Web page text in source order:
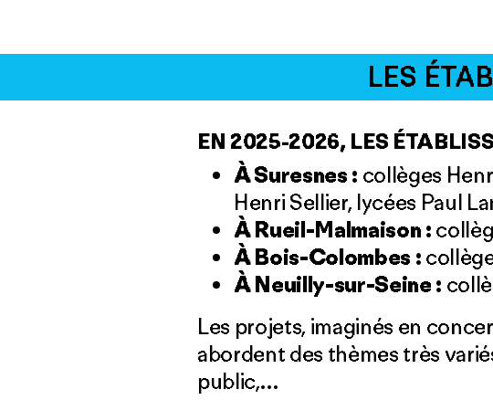
LES
EN 2025-2026, LES
À Suresnes : collèges
Henri Sellier, lycées Paul
À Rueil-Malmaison :
À Bois-Colombes :
À Neuilly-sur-Seine :
Les projets, imaginés en
abordent des thèmes très
public,…